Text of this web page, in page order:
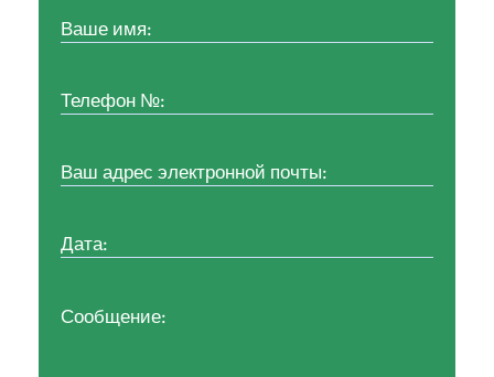
Ваше
имя:
Номер
телефона:
Ваш
адрес
(Обязательно)
Дата:
(Обязательно)
Сообщение: